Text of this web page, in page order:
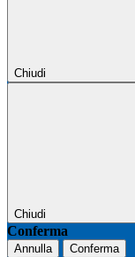
Chiudi
Chiudi
Conferma
Annulla Conferma